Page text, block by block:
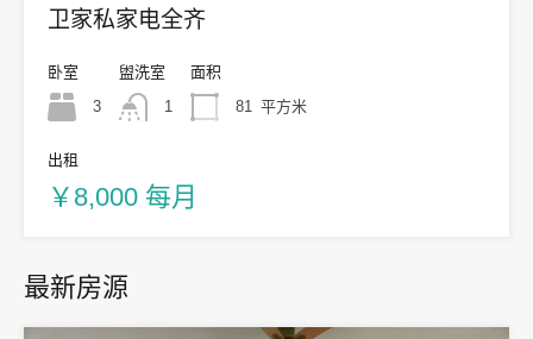
卫家私家电全齐
卧室
3
盥洗室
1
面积
81 平方米
出租
￥8,000 每月
最新房源